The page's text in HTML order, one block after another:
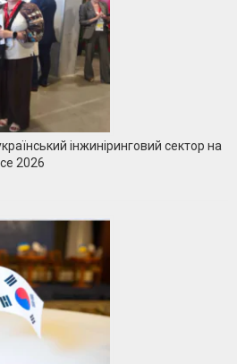
інжиніринговий сектор на
2026